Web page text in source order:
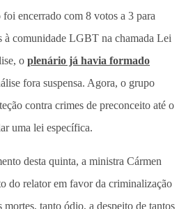
encerrado com 8 votos a 3 para
à comunidade LGBT na chamada Lei
o plenário já havia formado
fora suspensa. Agora, o grupo
contra crimes de preconceito até o
uma lei específica.
desta quinta, a ministra Cármen
do relator em favor da criminalização
tanto ódio, a despeito de tantos